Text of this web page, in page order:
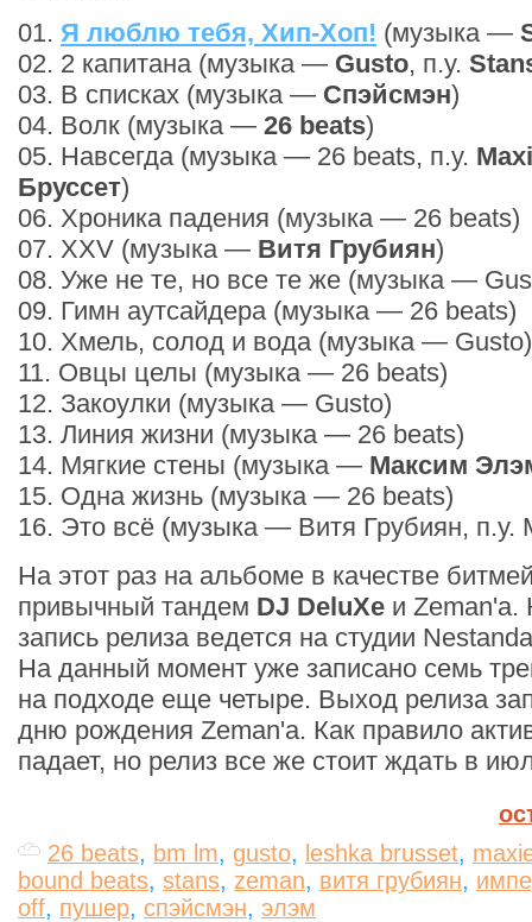
01. Я люблю тебя, Хип-Хоп! (музыка —
02. 2 капитана (музыка — Gusto, п.у.
03. В списках (музыка — Спэйсмэн)
04. Волк (музыка — 26 beats)
05. Навсегда (музыка — 26 beats, п.у.
Бруссет)
06. Хроника падения (музыка — 26 beats)
07. XXV (музыка — Витя Грубиян)
08. Уже не те, но все те же (музыка —
09. Гимн аутсайдера (музыка — 26 beats)
10. Хмель, солод и вода (музыка — Gusto)
11. Овцы целы (музыка — 26 beats)
12. Закоулки (музыка — Gusto)
13. Линия жизни (музыка — 26 beats)
14. Мягкие стены (музыка — Максим
15. Одна жизнь (музыка — 26 beats)
16. Это всё (музыка — Витя Грубиян, п.у.
На этот раз на альбоме в качестве
привычный тандем DJ DeluXe и Zeman'a.
запись релиза ведется на студии
На данный момент уже записано семь
на подходе еще четыре. Выход релиза
дню рождения Zeman'а. Как правило
падает, но релиз все же стоит ждать в
26 beats, bm lm, gusto, leshka brusset,
bound beats, stans, zeman, витя грубиян,
off, пушер, спэйсмэн, элэм